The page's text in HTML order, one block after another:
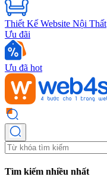
Thiết Kế Website Nội Thất
Ưu đãi
Ưu đã hot
Tìm kiếm nhiều nhất